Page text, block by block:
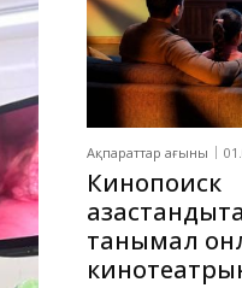
Ақпараттар ағыны
Кинопоиск
танымал